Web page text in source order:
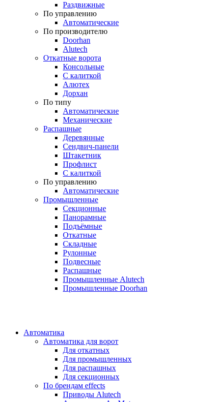
Раздвижные
По управлению
Автоматические
По производителю
Doorhan
Alutech
Откатные ворота
Консольные
С калиткой
Алютех
Дорхан
По типу
Автоматические
Механические
Распашные
Деревянные
Сендвич-панели
Штакетник
Профлист
С калиткой
По управлению
Автоматические
Промышленные
Секционные
Панорамные
Подъёмные
Откатные
Складные
Рулонные
Подвесные
Распашные
Промышленные Alutech
Промышленные Doorhan
Автоматика
Автоматика для ворот
Для откатных
Для промышленных
Для распашных
Для секционных
По брендам effects
Приводы Alutech